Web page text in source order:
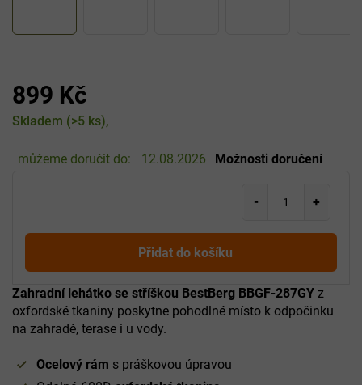
899 Kč
Měrná
Skladem (>5 ks)
můžeme doručit do: 12.08.2026 Možnosti doručení
Přidat do košíku
Zahradní lehátko se stříškou BestBerg BBGF-287GY z
oxfordské tkaniny poskytne pohodlné místo k odpočinku
na zahradě, terase i u vody.
Ocelový rám s práškovou úpravou